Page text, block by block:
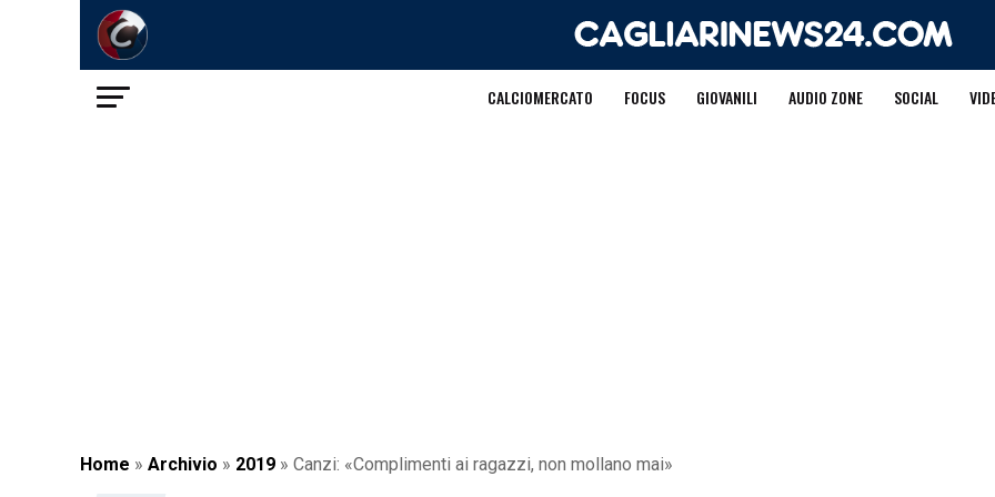
CALCIOMERCATO FOCUS GIOVANILI AUDIO ZONE SOCIAL
Home » Archivio » 2019 » Canzi: «Complimenti ai ragazzi, non mollano mai»